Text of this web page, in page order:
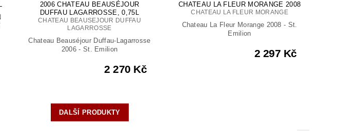
2006 CHATEAU BEAUSÉJOUR
DUFFAU LAGARROSSE, 0,75L
CHATEAU BEAUSEJOUR DUFFAU
LAGARROSSE
Chateau Beauséjour Duffau-Lagarrosse
2006 - St. Emilion
2 270 Kč
CHATEAU LA FLEUR MORANGE 2008
CHATEAU LA FLEUR MORANGE
Chateau La Fleur Morange 2008 - St.
Emilion
2 297 Kč
DALŠÍ PRODUKTY